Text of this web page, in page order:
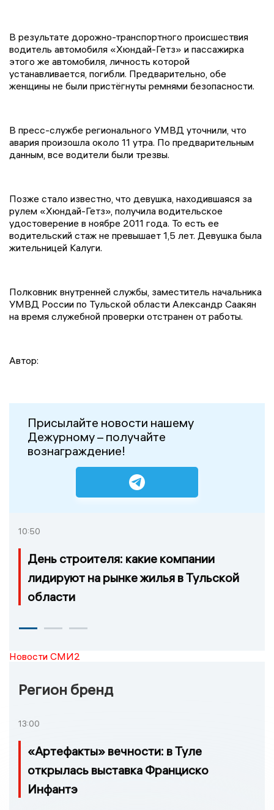
В результате дорожно-транспортного происшествия
водитель автомобиля «Хюндай-Гетз» и пассажирка
этого же автомобиля, личность которой
устанавливается, погибли. Предварительно, обе
женщины не были пристёгнуты ремнями безопасности.
В пресс-службе регионального УМВД уточнили, что
авария произошла около 11 утра. По предварительным
данным, все водители были трезвы.
Позже стало известно, что девушка, находившаяся за
рулем «Хюндай-Гетз», получила водительское
удостоверение в ноябре 2011 года. То есть ее
водительский стаж не превышает 1,5 лет. Девушка была
жительницей Калуги.
Полковник внутренней службы, заместитель начальника
УМВД России по Тульской области Александр Саакян
на время служебной проверки отстранен от работы.
Автор:
Присылайте новости нашему
Дежурному – получайте
вознаграждение!
10:50
День строителя: какие компании
лидируют на рынке жилья в Тульской
области
Новости СМИ2
Регион бренд
13:00
«Артефакты» вечности: в Туле
открылась выставка Франциско
Инфантэ